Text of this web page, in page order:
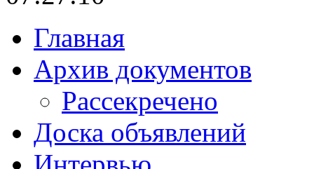
Главная
Архив документов
Рассекречено
Доска объявлений